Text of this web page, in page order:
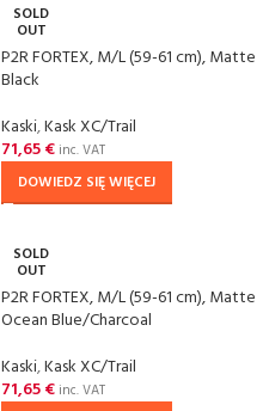
SOLD
OUT
P2R FORTEX, M/L (59-61 cm), Matte
Black
Kaski,Kask XC/Trail
71,65€ inc. VAT
DOWIEDZ SIĘ WIĘCEJ
SOLD
OUT
P2R FORTEX, M/L (59-61 cm), Matte
Ocean Blue/Charcoal
Kaski,Kask XC/Trail
71,65€ inc. VAT